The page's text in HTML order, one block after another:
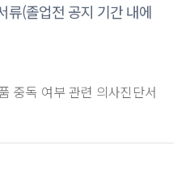
류(졸업전 공지 기간 내에
중독 여부 관련 의사진단서